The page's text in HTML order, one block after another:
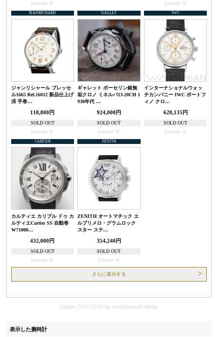
Favorite
Favorite
JEANRICHARD
ジャンリシャール ブレッセ
ル1665 Ref.16012 新品仕上げ
済 手巻…
118,800円
SOLD OUT
Favorite
GALLET
ギャレット ポーセリン銀無
垢クロノ ミネルバ13-20CH 1
930年代 …
924,000円
SOLD OUT
Favorite
IWC
インターナショナルウォッ
チカンパニー IWC ポートフ
ィノ クロ…
628,135円
SOLD OUT
Favorite
CARTIER
カルティエ カリブル ドゥ カ
ルティエCartier SS 自動巻
W71000…
432,000円
SOLD OUT
Favorite
ZENITH
ZENITH オートマチック エ
ルプリメロ・グラムロック
スター ステ…
354,240円
SOLD OUT
Favorite
さらに表示する
Update 2017/12/24 bywatchjournal-admin
表示した腕時計